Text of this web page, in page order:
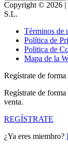
Copyright © 2026
S.L.
Términos de
Política de
Politica de
Mapa de la
Regístrate de forma
Regístrate de
venta.
REGÍSTRATE
¿Ya eres miembro?